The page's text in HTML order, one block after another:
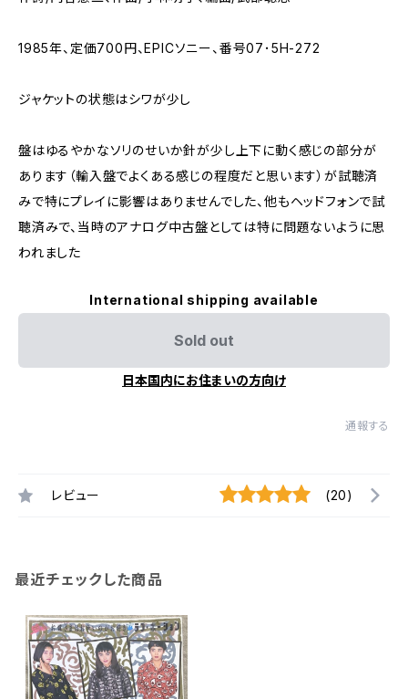
1985年、定価700円、EPICソニー、番号07･5H-272
ジャケットの状態はシワが少し
盤はゆるやかなソリのせいか針が少し上下に動く感じの部分が
あります（輸入盤でよくある感じの程度だと思います）が試聴済
みで特にプレイに影響はありませんでした、他もヘッドフォンで試
聴済みで、当時のアナログ中古盤としては特に問題ないように思
われました
International shipping available
Sold out
日本国内にお住まいの方向け
通報する
レビュー (20)
最近チェックした商品